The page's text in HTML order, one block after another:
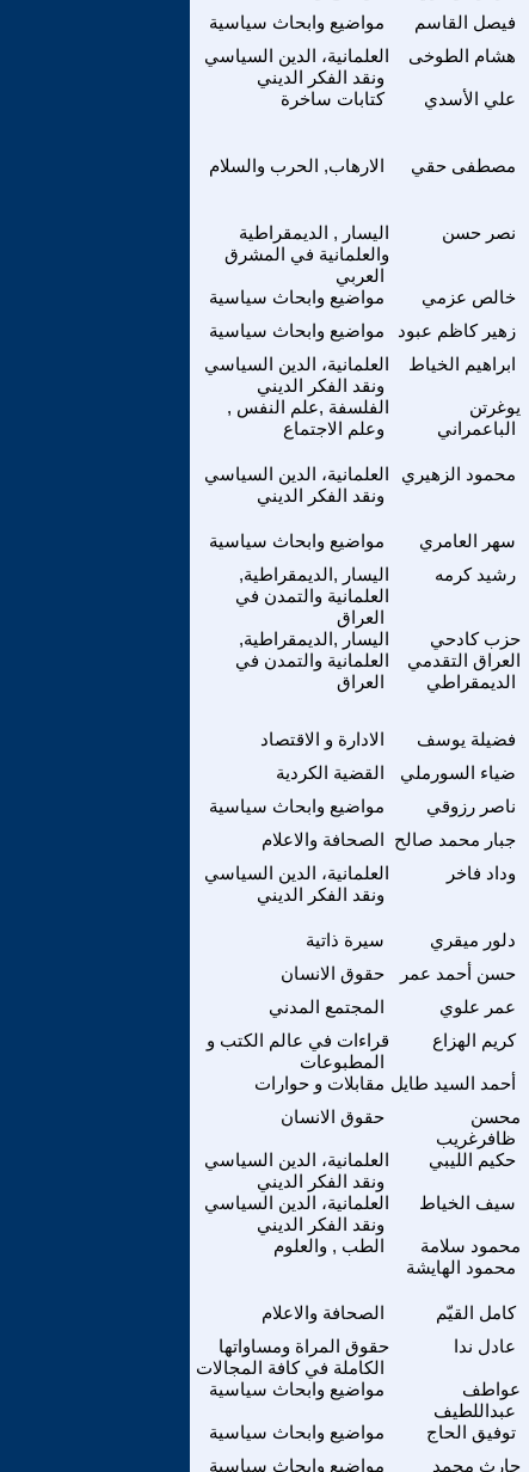
مواضيع وابحاث سياسية
فيصل القاسم
العلمانية، الدين السياسي
ونقد الفكر الديني
هشام الطوخى
كتابات ساخرة علي الأسدي
الارهاب, الحرب والسلام مصطفى حقي
اليسار , الديمقراطية
والعلمانية في المشرق
العربي
نصر حسن
مواضيع وابحاث سياسية خالص عزمي
مواضيع وابحاث سياسية
زهير كاظم عبود
العلمانية، الدين السياسي
ونقد الفكر الديني
ابراهيم الخياط
الفلسفة ,علم النفس ,
وعلم الاجتماع
يوغرتن
الباعمراني
العلمانية، الدين السياسي
ونقد الفكر الديني
محمود الزهيري
مواضيع وابحاث سياسية سهر العامري
اليسار ,الديمقراطية,
العلمانية والتمدن في
العراق
رشيد كرمه
اليسار ,الديمقراطية,
العلمانية والتمدن في
العراق
حزب كادحي
العراق التقدمي
الديمقراطي
الادارة و الاقتصاد فضيلة يوسف
القضية الكردية
ضياء السورملي
مواضيع وابحاث سياسية
ناصر رزوقي
الصحافة والاعلام جبار محمد صالح
العلمانية، الدين السياسي
ونقد الفكر الديني
وداد فاخر
سيرة ذاتية دلور ميقري
حقوق الانسان
حسن أحمد عمر
المجتمع المدني
عمر علوي
قراءات في عالم الكتب و
المطبوعات
كريم الهزاع
مقابلات و حوارات أحمد السيد طايل
حقوق الانسان
محسن
ظافرغريب
العلمانية، الدين السياسي
ونقد الفكر الديني
حكيم الليبي
العلمانية، الدين السياسي
ونقد الفكر الديني
سيف الخياط
الطب , والعلوم
محمود سلامة
محمود الهايشة
الصحافة والاعلام كامل القيّم
حقوق المراة ومساواتها
الكاملة في كافة المجالات
عادل ندا
مواضيع وابحاث سياسية
عواطف
عبداللطيف
مواضيع وابحاث سياسية توفيق الحاج
مواضيع وابحاث سياسية
حارث محمد